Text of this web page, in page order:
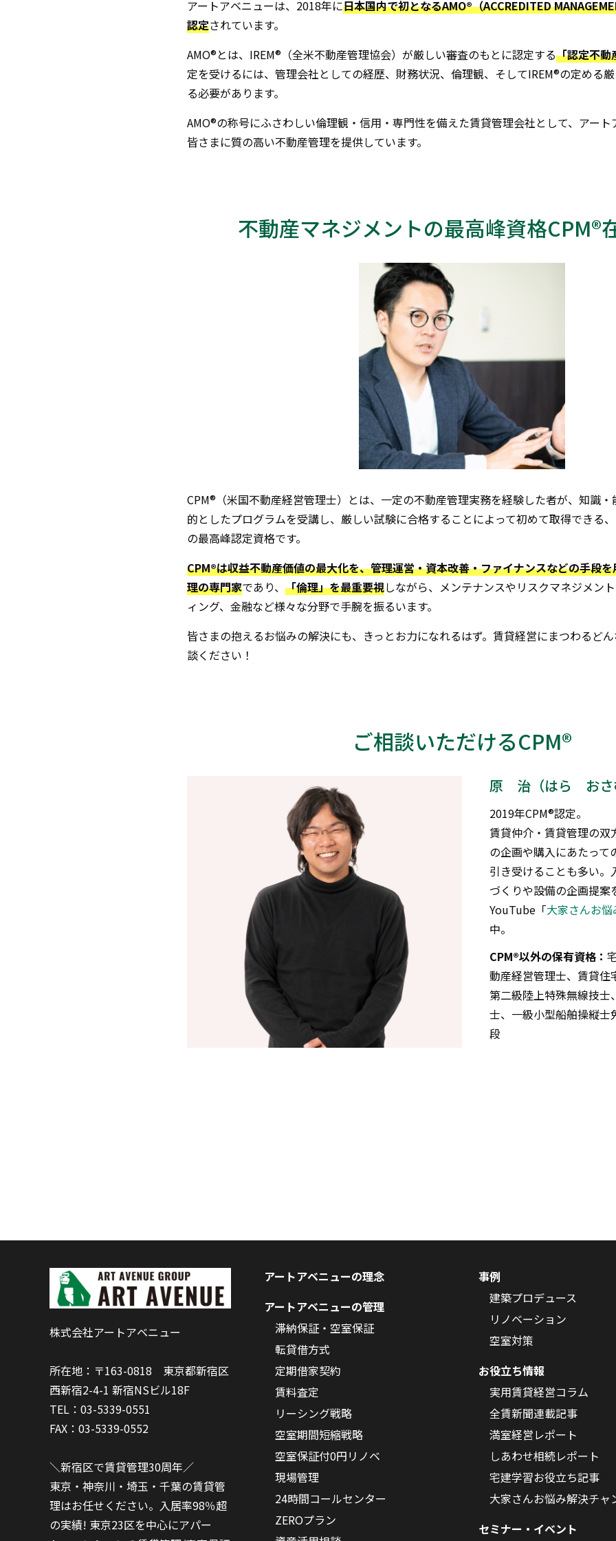
アートアベニューは、2018年に日本国内で初となるAMO®（ACCREDITED
認定されています。
AMO®とは、IREM®（全米不動産管理協会）が厳しい審査のもとに認定する「認定不動
定を受けるには、管理会社としての経歴、財務状況、倫理観、そしてIREM®の定める
る必要があります。
AMO®の称号にふさわしい倫理観・信用・専門性を備えた賃貸管理会社として、アー
皆さまに質の高い不動産管理を提供しています。
不動産マネジメントの最高峰資格CPM®
CPM®（米国不動産経営管理士）とは、一定の不動産管理実務を経験した者が、知識
的としたプログラムを受講し、厳しい試験に合格することによって初めて取得できる
の最高峰認定資格です。
CPM®は収益不動産価値の最大化を、管理運営・資本改善・ファイナンスなどの手段
理の専門家であり、 「倫理」を最重要視しながら、メンテナンスやリスクマネジメン
ィング、金融など様々な分野で手腕を振るいます。
皆さまの抱えるお悩みの解決にも、きっとお力になれるはず。賃貸経営にまつわるど
談ください！
ご相談いただけるCPM®
原 治（はら おさ
2019年CPM®認定。
賃貸仲介・賃貸管理の
の企画や購入にあたっ
引き受けることも多い
づくりや設備の企画提案
YouTube「大家さんお
中。
CPM®以外の保有資格：
動産経営管理士、賃貸
第二級陸上特殊無線技
士、一級小型船舶操縦
段
株式会社アートアベニュー
所在地：〒163-0818 東京都新宿区
西新宿2-4-1 新宿NSビル18F
TEL：03-5339-0551
FAX：03-5339-0552
＼新宿区で賃貸管理30周年／
東京・神奈川・埼玉・千葉の賃貸管
理はお任せください。入居率98％超
の実績! 東京23区を中心にアパー
アートアベニューの理念
アートアベニューの管理
滞納保証・空室保証
転貸借方式
定期借家契約
賃料査定
リーシング戦略
空室期間短縮戦略
空室保証付0円リノベ
現場管理
24時間コールセンター
ZEROプラン
事例
建築プロデュース
リノベーション
空室対策
お役立ち情報
実用賃貸経営コラム
全賃新聞連載記事
満室経営レポート
しあわせ相続レポート
宅建学習お役立ち記事
大家さんお悩み解決チャ
セミナー・イベント